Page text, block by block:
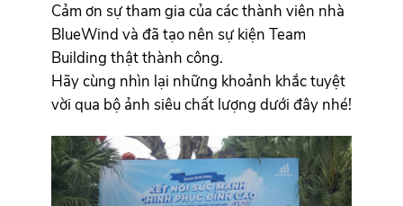
Cảm ơn sự tham gia của các thành viên nhà
BlueWind và đã tạo nên sự kiện Team
Building thật thành công.
Hãy cùng nhìn lại những khoảnh khắc tuyệt
vời qua bộ ảnh siêu chất lượng dưới đây nhé!